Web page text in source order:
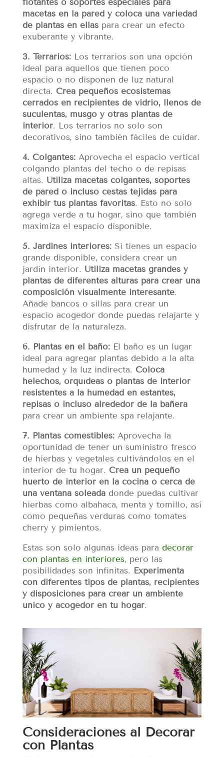
flotantes o soportes especiales para
macetas en la pared y coloca una variedad
de plantas en ellaspara crear un efecto
exuberante y vibrante.
3. Terrarios:Los terrarios son una opción
ideal para aquellos que tienen poco
espacio o no disponen de luz natural
directa. Crea pequeños ecosistemas
cerrados en recipientes de vidrio, llenos de
suculentas, musgo y otras plantas de
interior. Los terrarios no solo son
decorativos, sino también fáciles de cuidar.
4. Colgantes:Aprovecha el espacio vertical
colgando plantas del techo o de repisas
altas. Utiliza macetas colgantes, soportes
de pared o incluso cestas tejidas para
exhibir tus plantas favoritas. Esto no solo
agrega verde a tu hogar, sino que también
maximiza el espacio disponible.
5. Jardines interiores:Si tienes un espacio
grande disponible, considera crear un
jardín interior. Utiliza macetas grandes y
plantas de diferentes alturas para crear una
composición visualmente interesante.
Añade bancos o sillas para crear un
espacio acogedor donde puedas relajarte y
disfrutar de la naturaleza.
6. Plantas en el baño:El baño es un lugar
ideal para agregar plantas debido a la alta
humedad y la luz indirecta. Coloca
helechos, orquídeas o plantas de interior
resistentes a la humedad en estantes,
repisas o incluso alrededor de la bañera
para crear un ambiente spa relajante.
7. Plantas comestibles:Aprovecha la
oportunidad de tener un suministro fresco
de hierbas y vegetales cultivándolos en el
interior de tu hogar. Crea un pequeño
huerto de interior en la cocina o cerca de
una ventana soleadadonde puedas cultivar
hierbas como albahaca, menta y tomillo, así
como pequeñas verduras como tomates
cherry y pimientos.
Estas son solo algunas ideas para decorar
con plantas en interiores, pero las
posibilidades son infinitas. Experimenta
con diferentes tipos de plantas, recipientes
y disposiciones para crear un ambiente
único y acogedor en tu hogar.
Consideraciones al Decorar
con Plantas